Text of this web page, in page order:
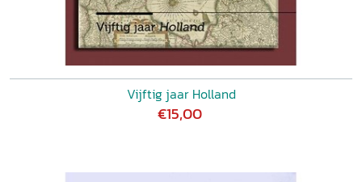
Vijftig jaar Holland
€15,00